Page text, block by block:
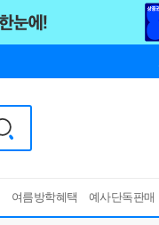
여름방학혜택 예사단독판매